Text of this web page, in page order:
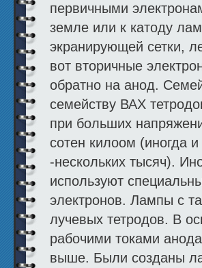
первичными
земле или к катоду
экрани­рующей сетки,
вот вторичные
обратно на анод.
семейству ВАХ
при больших
сотен килоом (иногда
-нескольких тысяч).
используют
электро­нов. Лампы с
лучевых тетродов. В
рабочими токами
выше. Были созданы